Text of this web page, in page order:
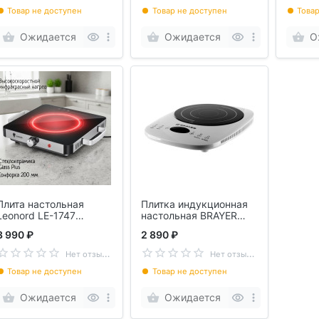
Товар не доступен
Ожидается
Товар не доступен
Ожидается
настольная
LE-1747
990 ₽
Н
ет отзывов
Товар не доступен
Ожидается
Плитка индукционная
настольная BRAYER
2 890 ₽
Н
ет отзывов
Товар не доступен
Ожидается